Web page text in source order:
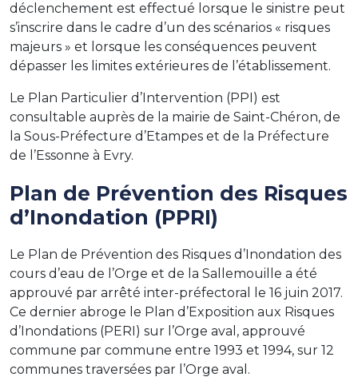
déclenchement est effectué lorsque le sinistre peut
s’inscrire dans le cadre d’un des scénarios « risques
majeurs » et lorsque les conséquences peuvent
dépasser les limites extérieures de l’établissement.
Le Plan Particulier d’Intervention (PPI) est
consultable auprès de la mairie de Saint-Chéron, de
la Sous-Préfecture d’Etampes et de la Préfecture
de l’Essonne à Evry.
Plan de Prévention des Risques
d’Inondation (PPRI)
Le Plan de Prévention des Risques d’Inondation des
cours d’eau de l’Orge et de la Sallemouille a été
approuvé par arrêté inter-préfectoral le 16 juin 2017.
Ce dernier abroge le Plan d’Exposition aux Risques
d’Inondations (PERI) sur l’Orge aval, approuvé
commune par commune entre 1993 et 1994, sur 12
communes traversées par l’Orge aval.